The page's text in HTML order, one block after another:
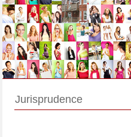
Jurisprudence